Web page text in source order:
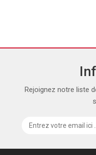
Rejoignez notre liste